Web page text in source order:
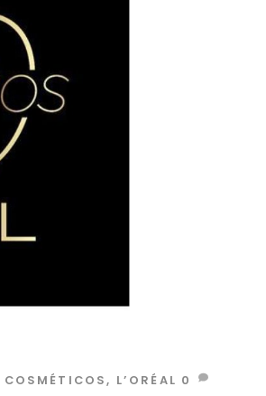
COSMÉTICOS, L’ORÉAL 0